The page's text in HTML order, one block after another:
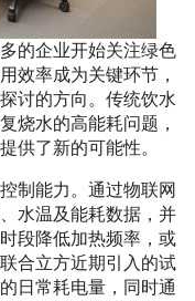
的企业开始关注绿色
效率成为关键环节，
讨的方向。传统饮水
烧水的高能耗问题，
供了新的可能性。
制能力。通过物联网
水温及能耗数据，并
段降低加热频率，或
合立方近期引入的试
日常耗电量，同时通